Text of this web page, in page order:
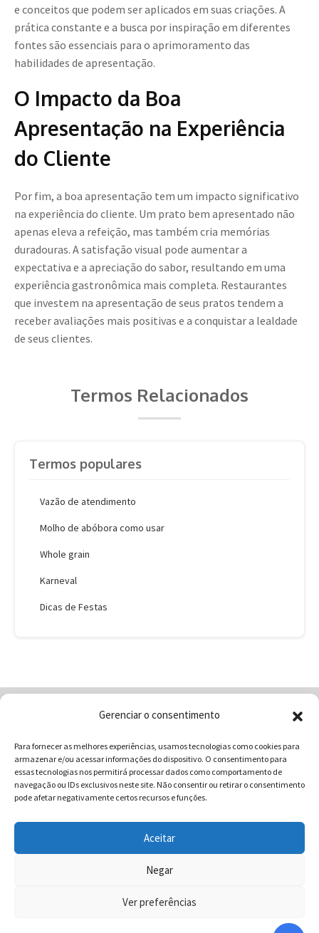
Gerenciar o consentimento
Para fornecer as melhores experiências, usamos tecnologias como cookies para
armazenar e/ou acessar informações do dispositivo. O consentimento para
essas tecnologias nos permitirá processar dados como comportamento de
navegação ou IDs exclusivos neste site. Não consentir ou retirar o consentimento
pode afetar negativamente certos recursos e funções.
Aceitar
Negar
Ver preferências
e conceitos que podem ser aplicados em suas criações. A
prática constante e a busca por inspiração em diferentes
fontes são essenciais para o aprimoramento das
habilidades de apresentação.
O Impacto da Boa
Apresentação na Experiência
do Cliente
Por fim, a boa apresentação tem um impacto significativo
na experiência do cliente. Um prato bem apresentado não
apenas eleva a refeição, mas também cria memórias
duradouras. A satisfação visual pode aumentar a
expectativa e a apreciação do sabor, resultando em uma
experiência gastronômica mais completa. Restaurantes
que investem na apresentação de seus pratos tendem a
receber avaliações mais positivas e a conquistar a lealdade
de seus clientes.
Termos Relacionados
Termos populares
Vazão de atendimento
Molho de abóbora como usar
Whole grain
Karneval
Dicas de Festas
Contatos
Receitas
Blog
Vocabulário da Gastronomia
COMUNICAR - Comunicação e Marketing | CNPJ:
03.013.350/0001-80 | Rua 82 Nº99 Qd. F13 Lt. 13 Sala 01 - Setor
996358681 - CEP: 74.083-010 | © 2025 COMUNICAR.COM.BR